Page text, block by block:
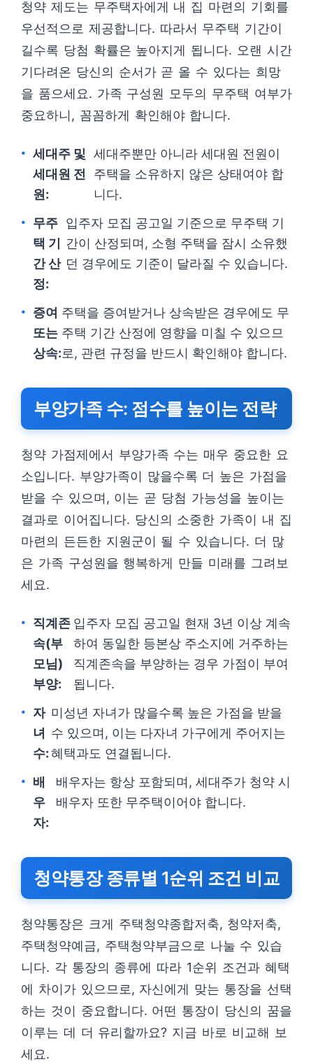
청약 제도는 무주택자에게 내 집 마련의 기회를
우선적으로 제공합니다. 따라서 무주택 기간이
길수록 당첨 확률은 높아지게 됩니다. 오랜 시간
기다려온 당신의 순서가 곧 올 수 있다는 희망
을 품으세요. 가족 구성원 모두의 무주택 여부가
중요하니, 꼼꼼하게 확인해야 합니다.
세대주 및
세대원 전
원:
세대주뿐만 아니라 세대원 전원이
주택을 소유하지 않은 상태여야 합
니다.
무주
택 기
간 산
정:
입주자 모집 공고일 기준으로 무주택 기
간이 산정되며, 소형 주택을 잠시 소유했
던 경우에도 기준이 달라질 수 있습니다.
증여
또는
상속:
주택을 증여받거나 상속받은 경우에도 무
주택 기간 산정에 영향을 미칠 수 있으므
로, 관련 규정을 반드시 확인해야 합니다.
부양가족 수: 점수를 높이는 전략
청약 가점제에서 부양가족 수는 매우 중요한 요
소입니다. 부양가족이 많을수록 더 높은 가점을
받을 수 있으며, 이는 곧 당첨 가능성을 높이는
결과로 이어집니다. 당신의 소중한 가족이 내 집
마련의 든든한 지원군이 될 수 있습니다. 더 많
은 가족 구성원을 행복하게 만들 미래를 그려보
세요.
직계존
속(부
모님)
부양:
입주자 모집 공고일 현재 3년 이상 계속
하여 동일한 등본상 주소지에 거주하는
직계존속을 부양하는 경우 가점이 부여
됩니다.
자
녀
수:
미성년 자녀가 많을수록 높은 가점을 받을
수 있으며, 이는 다자녀 가구에게 주어지는
혜택과도 연결됩니다.
배
우
자:
배우자는 항상 포함되며, 세대주가 청약 시
배우자 또한 무주택이어야 합니다.
청약통장 종류별 1순위 조건 비교
청약통장은 크게 주택청약종합저축, 청약저축,
주택청약예금, 주택청약부금으로 나눌 수 있습
니다. 각 통장의 종류에 따라 1순위 조건과 혜택
에 차이가 있으므로, 자신에게 맞는 통장을 선택
하는 것이 중요합니다. 어떤 통장이 당신의 꿈을
이루는 데 더 유리할까요? 지금 바로 비교해 보
세요.